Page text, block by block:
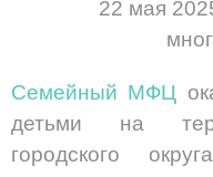
22 мая
Семейный МФЦ
детьми на
городского